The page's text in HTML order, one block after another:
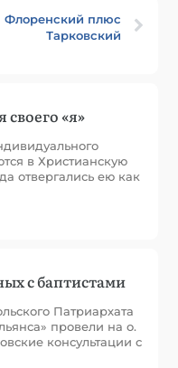
Флоренский плюс
Тарковский
своего «я»
в Христианскую
отвергались ею как
с баптистами
Патриархата
провели на о.
консультации с